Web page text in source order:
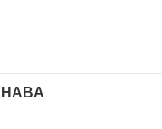
HABA